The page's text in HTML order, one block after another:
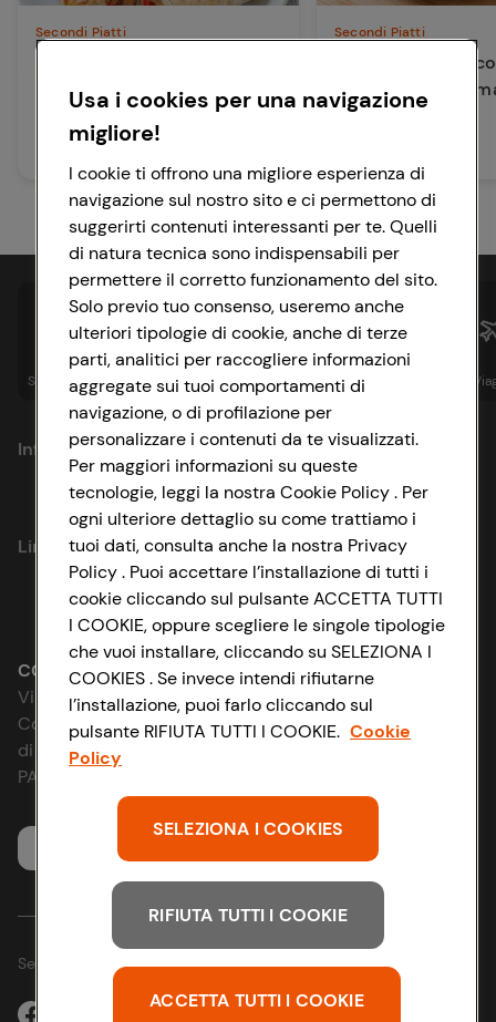
Secondi Piatti
peperoni con insalata
Secondi Piatti
Involtini di pollo
prosciutto di
Spesa online Assicurazioni Sapori& Istituzionale
Informazioni
Privacy Policy
Cookie Policy
Impostazioni Cookie
Accessibilità
D&I e Parità di Genere
Strategia Fiscale
Link utili
Lavora con noi
Le cooperative
News & Approfondimenti
Richiami prodotto
Whistleblowing
CONAD SOCIETÀ COOPERATIVA
Via Michelino, 59 | 40127 BOLOGNA
Codice Fiscale e Registro Imprese
di Bologna 00865960157
PARTITA IVA 03320960374
Seguici sui Social:
Usa i cookies per una navigazione
migliore!
I cookie ti offrono una migliore esperienza di
navigazione sul nostro sito e ci permettono di
suggerirti contenuti interessanti per te. Quelli
di natura tecnica sono indispensabili per
permettere il corretto funzionamento del sito.
Solo previo tuo consenso, useremo anche
ulteriori tipologie di cookie, anche di terze
parti, analitici per raccogliere informazioni
aggregate sui tuoi comportamenti di
navigazione, o di profilazione per
personalizzare i contenuti da te visualizzati.
Per maggiori informazioni su queste
tecnologie, leggi la nostra Cookie Policy . Per
ogni ulteriore dettaglio su come trattiamo i
tuoi dati, consulta anche la nostra Privacy
Policy . Puoi accettare l’installazione di tutti i
cookie cliccando sul pulsante ACCETTA TUTTI
I COOKIE, oppure scegliere le singole tipologie
che vuoi installare, cliccando su SELEZIONA I
COOKIES . Se invece intendi rifiutarne
l’installazione, puoi farlo cliccando sul
pulsante RIFIUTA TUTTI I COOKIE. Cookie
Policy
SELEZIONA I COOKIES
RIFIUTA TUTTI I COOKIE
ACCETTA TUTTI I COOKIE